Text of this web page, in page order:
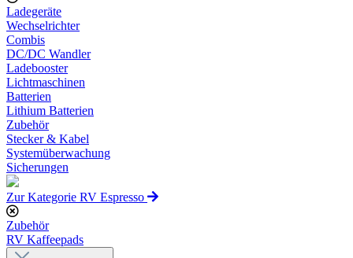
Ladegeräte
Wechselrichter
Combis
DC/DC Wandler
Ladebooster
Lichtmaschinen
Batterien
Lithium Batterien
Zubehör
Stecker & Kabel
Systemüberwachung
Sicherungen
Zur Kategorie RV Espresso
Zubehör
RV Kaffeepads